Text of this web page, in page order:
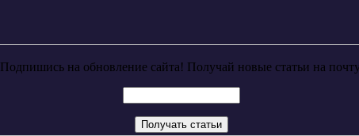
Подпишись на обновление сайта! Получай новые статьи на